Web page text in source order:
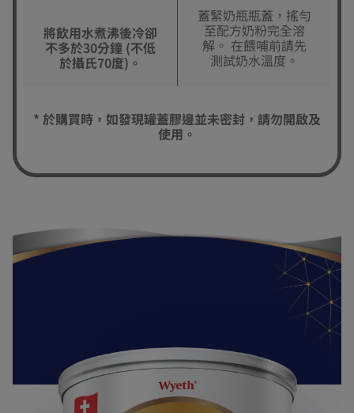
將飲用水煮沸後冷卻
不多於30分鐘 (不低
於攝氏70度)。
蓋緊奶瓶瓶蓋，搖勻
至配方奶粉完全溶
解。 在餵哺前請先
測試奶水溫度。
* 於購買時，如發現罐蓋膠邊並未密封，請勿開啟及
使用。